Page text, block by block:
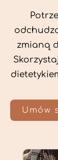
zmianą
Umów